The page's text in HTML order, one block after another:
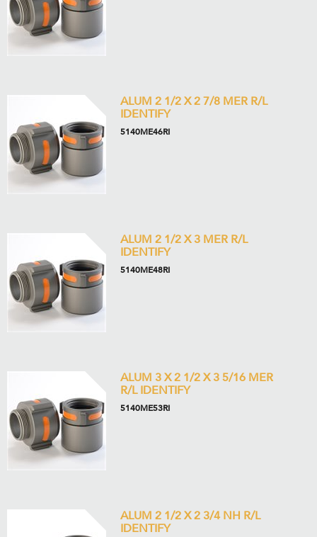
ALUM 2 1/2 X 2 7/8 MER R/L
IDENTIFY
5140ME46RI
ALUM 2 1/2 X 3 MER R/L
IDENTIFY
5140ME48RI
ALUM 3 X 2 1/2 X 3 5/16 MER
R/L IDENTIFY
5140ME53RI
ALUM 2 1/2 X 2 3/4 NH R/L
IDENTIFY